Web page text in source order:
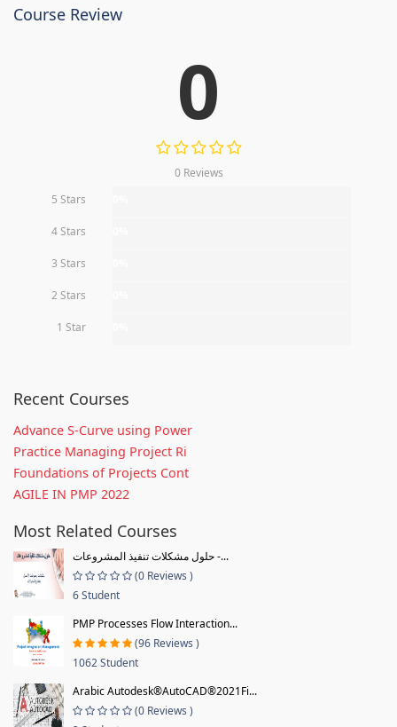
Course Review
0
0 Reviews
5 Stars
4 Stars
3 Stars
2 Stars
1 Star
Recent Courses
Advance S-Curve using Power
Practice Managing Project Ri
Foundations of Projects Cont
AGILE IN PMP 2022
Most Related Courses
حلول مشكلات تنفيذ المشروعات -...
(0 Reviews )
6 Student
PMP Processes Flow Interaction...
(96 Reviews )
1062 Student
Arabic Autodesk®AutoCAD®2021Fi...
(0 Reviews )